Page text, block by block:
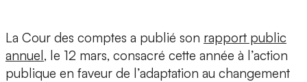
La Cour des comptes a publié son rapport public
annuel, le 12 mars, consacré cette année à l’action
publique en faveur de l’adaptation au changement